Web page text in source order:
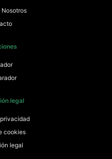
legal
cookies
legal